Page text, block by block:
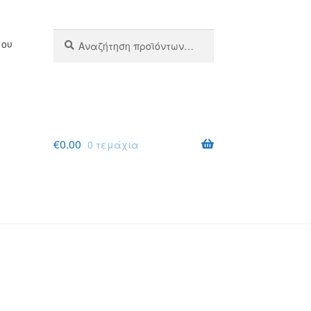
για:
€0.00 0 τεμάχια